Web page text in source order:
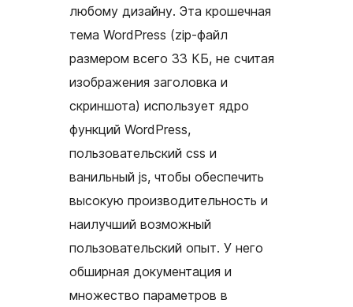
любому дизайну. Эта крошечная
тема WordPress (zip-файл
размером всего 33 КБ, не считая
изображения заголовка и
скриншота) использует ядро
функций WordPress,
пользовательский css и
ванильный js, чтобы обеспечить
высокую производительность и
наилучший возможный
пользовательский опыт. У него
обширная документация и
множество параметров в